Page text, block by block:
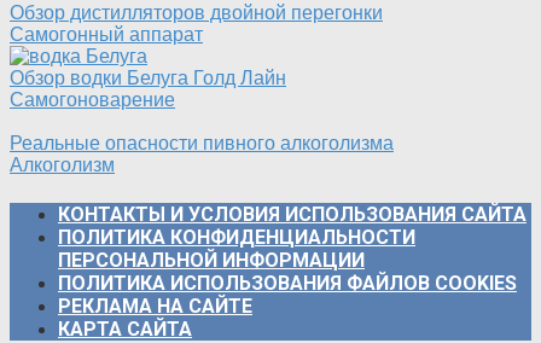
Обзор дистилляторов двойной перегонки
Самогонный аппарат
Обзор водки Белуга Голд Лайн
Самогоноварение
Реальные опасности пивного алкоголизма
Алкоголизм
КОНТАКТЫ И УСЛОВИЯ ИСПОЛЬЗОВАНИЯ САЙТА
ПОЛИТИКА КОНФИДЕНЦИАЛЬНОСТИ
ПЕРСОНАЛЬНОЙ ИНФОРМАЦИИ
ПОЛИТИКА ИСПОЛЬЗОВАНИЯ ФАЙЛОВ COOKIES
РЕКЛАМА НА САЙТЕ
КАРТА САЙТА